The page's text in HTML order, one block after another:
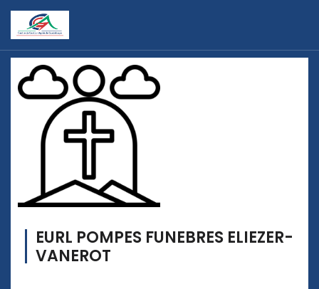
EURL POMPES FUNEBRES ELIEZER-
VANEROT